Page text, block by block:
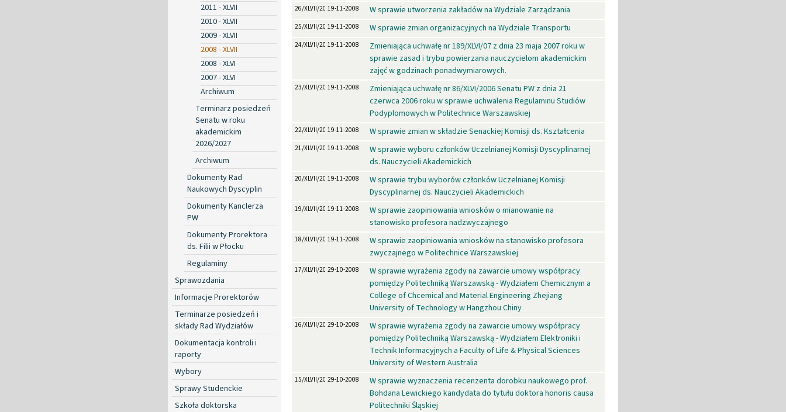
2011 - XLVII
2010 - XLVII
2009 - XLVII
2008 - XLVII
2008 - XLVI
2007 - XLVI
Archiwum
Terminarz posiedzeń
Senatu w roku
akademickim
2026/2027
Archiwum
Dokumenty Rad
Naukowych Dyscyplin
Dokumenty Kanclerza
PW
Dokumenty Prorektora
ds. Filii w Płocku
Regulaminy
Sprawozdania
Informacje Prorektorów
Terminarze posiedzeń i
składy Rad Wydziałów
Dokumentacja kontroli i
raporty
Wybory
Sprawy Studenckie
Szkoła doktorska
26/XLVII/200819-11-2008 W sprawie utworzenia zakładów na Wydziale Zarządzania
25/XLVII/200819-11-2008 W sprawie zmian organizacyjnych na Wydziale Transportu
24/XLVII/200819-11-2008
Zmieniająca uchwałę nr 189/XLVI/07 z dnia 23 maja 2007 roku w
sprawie zasad i trybu powierzania nauczycielom akademickim
zajęć w godzinach ponadwymiarowych.
23/XLVII/200819-11-2008
Zmieniająca uchwałę nr 86/XLVI/2006 Senatu PW z dnia 21
czerwca 2006 roku w sprawie uchwalenia Regulaminu Studiów
Podyplomowych w Politechnice Warszawskiej
22/XLVII/200819-11-2008 W sprawie zmian w składzie Senackiej Komisji ds. Kształcenia
21/XLVII/200819-11-2008
W sprawie wyboru członków Uczelnianej Komisji Dyscyplinarnej
ds. Nauczycieli Akademickich
20/XLVII/200819-11-2008
W sprawie trybu wyborów członków Uczelnianej Komisji
Dyscyplinarnej ds. Nauczycieli Akademickich
19/XLVII/200819-11-2008
W sprawie zaopiniowania wniosków o mianowanie na
stanowisko profesora nadzwyczajnego
18/XLVII/200819-11-2008
W sprawie zaopiniowania wniosków na stanowisko profesora
zwyczajnego w Politechnice Warszawskiej
17/XLVII/200829-10-2008
W sprawie wyrażenia zgody na zawarcie umowy współpracy
pomiędzy Politechniką Warszawską - Wydziałem Chemicznym a
College of Chcemical and Material Engineering Zhejiang
University of Technology w Hangzhou Chiny
16/XLVII/200829-10-2008
W sprawie wyrażenia zgody na zawarcie umowy współpracy
pomiędzy Politechniką Warszawską - Wydziałem Elektroniki i
Technik Informacyjnych a Faculty of Life & Physical Sciences
University of Western Australia
15/XLVII/200829-10-2008
W sprawie wyznaczenia recenzenta dorobku naukowego prof.
Bohdana Lewickiego kandydata do tytułu doktora honoris causa
Politechniki Śląskiej